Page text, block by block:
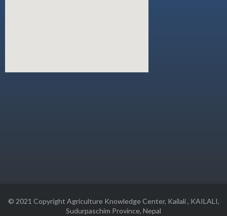
© 2021 Copyright Agriculture Knowledge Center, Kailali , KAILALI,
Sudurpaschim Province, Nepal